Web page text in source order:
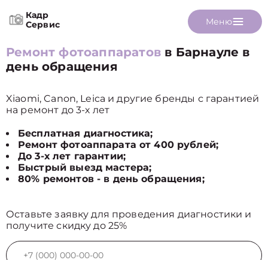
Кадр
Сервис
Меню
Ремонт фотоаппаратов в Барнауле в
день обращения
Xiaomi, Canon, Leica и другие бренды с гарантией
на ремонт до 3-х лет
Бесплатная диагностика;
Ремонт фотоаппарата от 400 рублей;
До 3-х лет гарантии;
Быстрый выезд мастера;
80% ремонтов - в день обращения;
Оставьте заявку для проведения диагностики и
получите скидку до 25%